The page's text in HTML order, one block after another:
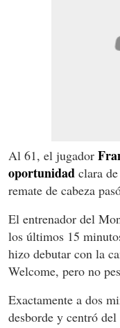
Al 61, el jugador
oportunidad clara
remate de cabeza
El entrenador del
los últimos 15
hizo debutar con la
Welcome, pero no
Exactamente a dos
desborde y centró